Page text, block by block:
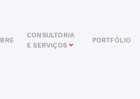
CONSULTORIA
E SERVIÇOS
PORTFÓLIO